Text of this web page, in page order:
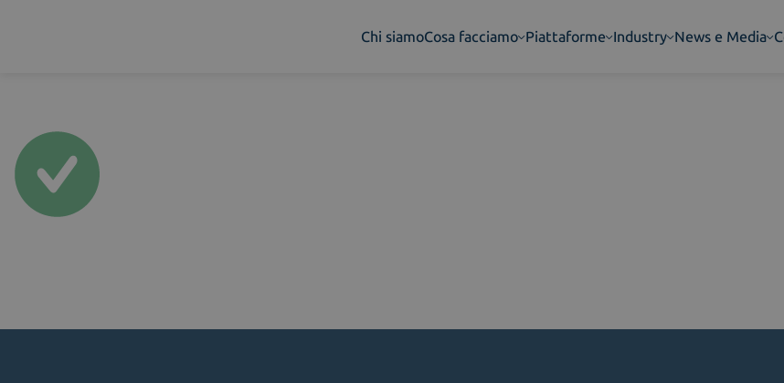
Chi siamoCosa facciamo Piattaforme Industry News e Media
Cosa facciamo
Piattaforme
Industry
News e Media